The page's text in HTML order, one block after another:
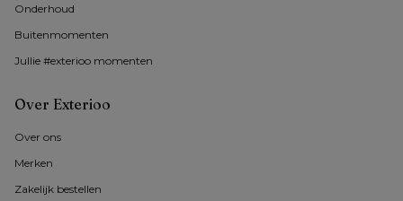
Onderhoud
Buitenmomenten
Jullie #exterioo momenten
Over Exterioo
Over ons
Merken
Zakelijk bestellen